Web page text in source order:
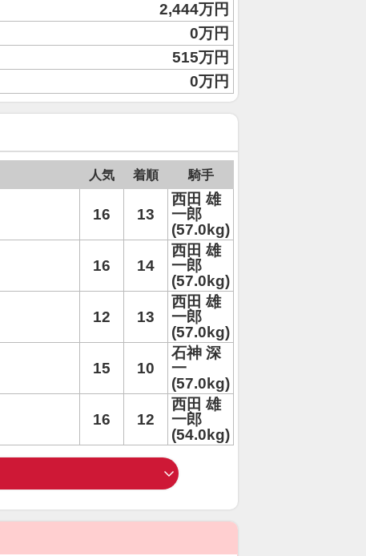
2,444万円
0万円
515万円
0万円
人気 着順 騎手
16 13
西田 雄
一郎
(57.0kg)
16 14
西田 雄
一郎
(57.0kg)
12 13
西田 雄
一郎
(57.0kg)
15 10
石神 深
一
(57.0kg)
16 12
西田 雄
一郎
(54.0kg)